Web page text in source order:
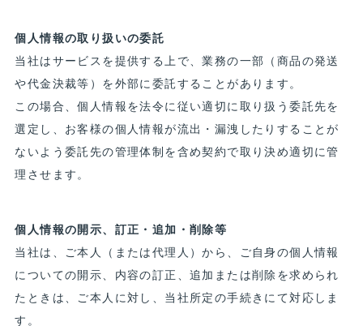
個人情報の取り扱いの委託
当社はサービスを提供する上で、業務の一部（商品の発送
や代金決裁等）を外部に委託することがあります。
この場合、個人情報を法令に従い適切に取り扱う委託先を
選定し、お客様の個人情報が流出・漏洩したりすることが
ないよう委託先の管理体制を含め契約で取り決め適切に管
理させます。
個人情報の開示、訂正・追加・削除等
当社は、ご本人（または代理人）から、ご自身の個人情報
についての開示、内容の訂正、追加または削除を求められ
たときは、ご本人に対し、当社所定の手続きにて対応しま
す。